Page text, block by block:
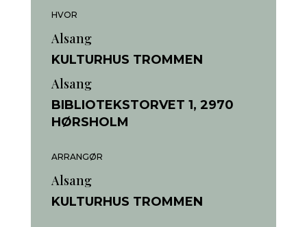
HVOR
Alsang
KULTURHUS TROMMEN
Alsang
BIBLIOTEKSTORVET 1, 2970
HØRSHOLM
ARRANGØR
Alsang
KULTURHUS TROMMEN